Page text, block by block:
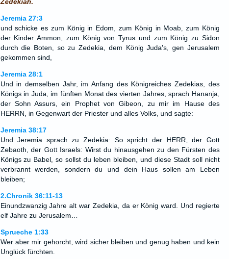
Jeremia 27:3
und schicke es zum König in Edom, zum König in Moab, zum König
der Kinder Ammon, zum König von Tyrus und zum König zu Sidon
durch die Boten, so zu Zedekia, dem König Juda's, gen Jerusalem
gekommen sind,
Jeremia 28:1
Und in demselben Jahr, im Anfang des Königreiches Zedekias, des
Königs in Juda, im fünften Monat des vierten Jahres, sprach Hananja,
der Sohn Assurs, ein Prophet von Gibeon, zu mir im Hause des
HERRN, in Gegenwart der Priester und alles Volks, und sagte:
Jeremia 38:17
Und Jeremia sprach zu Zedekia: So spricht der HERR, der Gott
Zebaoth, der Gott Israels: Wirst du hinausgehen zu den Fürsten des
Königs zu Babel, so sollst du leben bleiben, und diese Stadt soll nicht
verbrannt werden, sondern du und dein Haus sollen am Leben
bleiben;
2.Chronik 36:11-13
Einundzwanzig Jahre alt war Zedekia, da er König ward. Und regierte
elf Jahre zu Jerusalem…
Sprueche 1:33
Wer aber mir gehorcht, wird sicher bleiben und genug haben und kein
Unglück fürchten.